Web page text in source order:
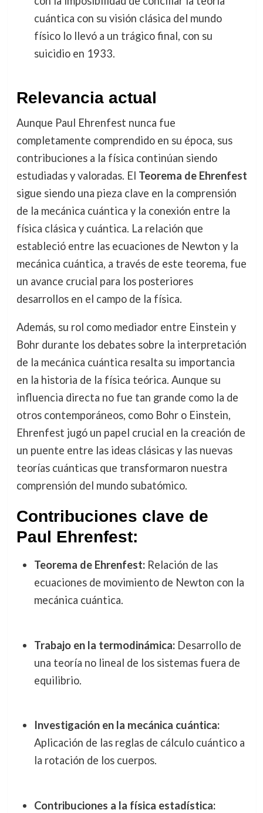
cuántica con su visión clásica del mundo
físico lo llevó a un trágico final, con su
suicidio en 1933.
Relevancia actual
Aunque Paul Ehrenfest nunca fue
completamente comprendido en su época, sus
contribuciones a la física continúan siendo
estudiadas y valoradas. El Teorema de Ehrenfest
sigue siendo una pieza clave en la comprensión
de la mecánica cuántica y la conexión entre la
física clásica y cuántica. La relación que
estableció entre las ecuaciones de Newton y la
mecánica cuántica, a través de este teorema, fue
un avance crucial para los posteriores
desarrollos en el campo de la física.
Además, su rol como mediador entre Einstein y
Bohr durante los debates sobre la interpretación
de la mecánica cuántica resalta su importancia
en la historia de la física teórica. Aunque su
influencia directa no fue tan grande como la de
otros contemporáneos, como Bohr o Einstein,
Ehrenfest jugó un papel crucial en la creación de
un puente entre las ideas clásicas y las nuevas
teorías cuánticas que transformaron nuestra
comprensión del mundo subatómico.
Contribuciones clave de
Paul Ehrenfest:
Teorema de Ehrenfest:Relación de las
ecuaciones de movimiento de Newton con la
mecánica cuántica.
Trabajo en la termodinámica:Desarrollo de
una teoría no lineal de los sistemas fuera de
equilibrio.
Investigación en la mecánica cuántica:
Aplicación de las reglas de cálculo cuántico a
la rotación de los cuerpos.
Contribuciones a la física estadística: